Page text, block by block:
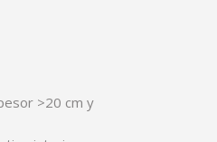
>20 cm y